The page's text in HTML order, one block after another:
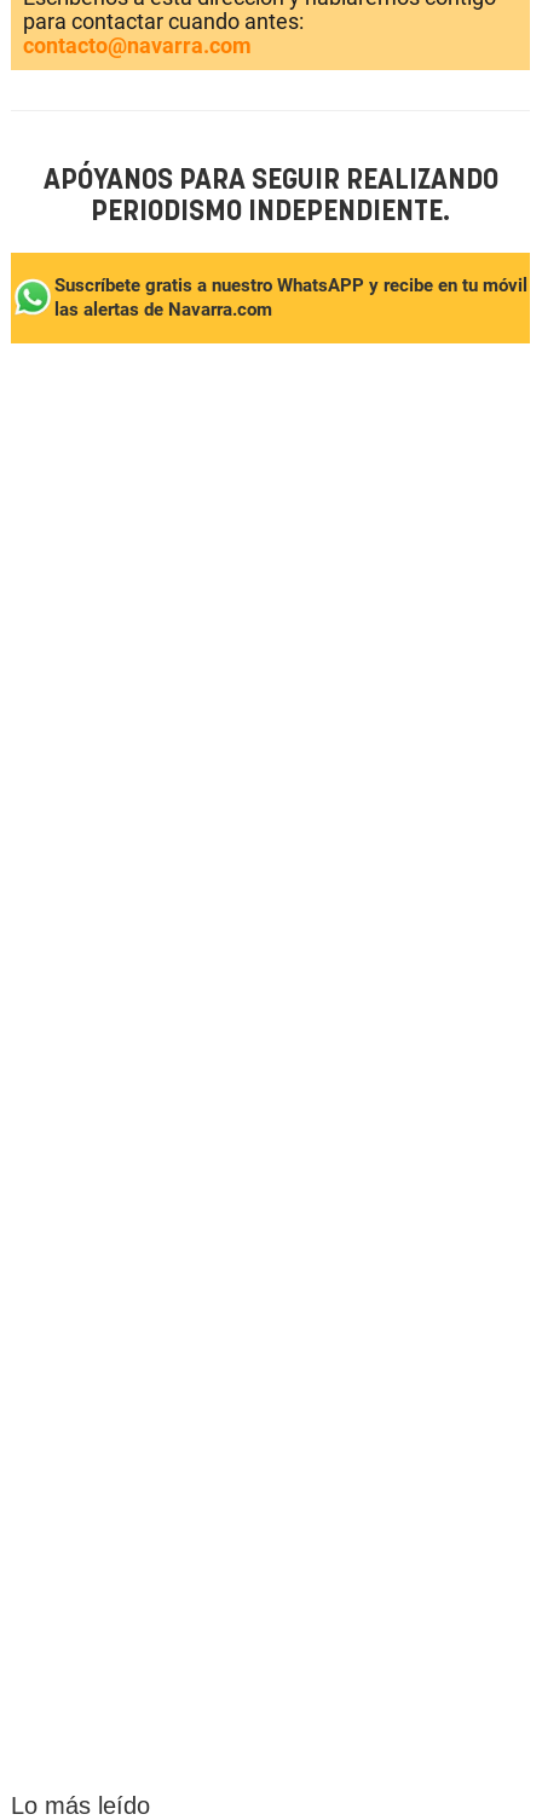
para contactar cuando antes:
contacto@navarra.com
APÓYANOS PARA SEGUIR REALIZANDO
PERIODISMO INDEPENDIENTE.
Suscríbete gratis a nuestro WhatsAPP y recibe en tu móvil
las alertas de Navarra.com
Lo más leído